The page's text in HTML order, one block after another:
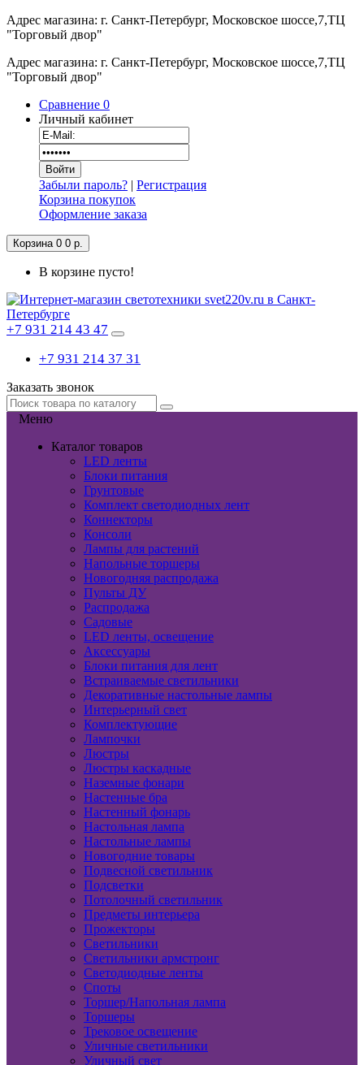
Адрес магазина: г. Санкт-Петербург, Московское шоссе,7,ТЦ
"Торговый двор"
Адрес магазина: г. Санкт-Петербург, Московское шоссе,7,ТЦ
"Торговый двор"
Сравнение 0
Личный кабинет
Забыли пароль? | Регистрация
Корзина покупок
Оформление заказа
Корзина 0 0 р.
В корзине пусто!
+7 931 214 43 47
+7 931 214 37 31
Заказать звонок
Меню
Каталог товаров
LED ленты
Блоки питания
Грунтовые
Комплект светодиодных лент
Коннекторы
Консоли
Лампы для растений
Напольные торшеры
Новогодняя распродажа
Пульты ДУ
Распродажа
Садовые
LED ленты, освещение
Аксессуары
Блоки питания для лент
Встраиваемые светильники
Декоративные настольные лампы
Интерьерный свет
Комплектующие
Лампочки
Люстры
Люстры каскадные
Наземные фонари
Настенные бра
Настенный фонарь
Настольная лампа
Настольные лампы
Новогодние товары
Подвесной светильник
Подсветки
Потолочный светильник
Предметы интерьера
Прожекторы
Светильники
Светильники армстронг
Светодиодные ленты
Споты
Торшер/Напольная лампа
Торшеры
Трековое освещение
Уличные светильники
Уличный свет